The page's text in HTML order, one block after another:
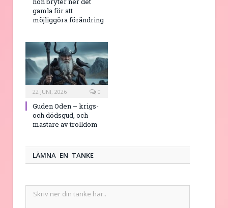
gamla för att
möjliggöra förändring
22 JUNI, 2026 0
Guden Oden – krigs-
och dödsgud, och
mästare av trolldom
LÄMNA EN TANKE